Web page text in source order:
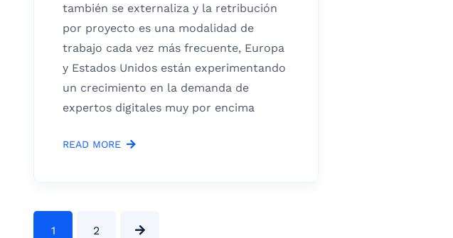
también se externaliza y la retribución
por proyecto es una modalidad de
trabajo cada vez más frecuente, Europa
y Estados Unidos están experimentando
un crecimiento en la demanda de
expertos digitales muy por encima
READ MORE
1 2